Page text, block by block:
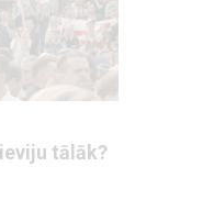
tālāk?